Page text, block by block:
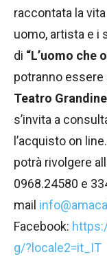
raccontata la
uomo, artista e i
di “L’uomo che
potranno essere
Teatro
s’invita a
l’acquisto on
potrà rivolgere
0968.24580 e
mail
Facebook:
g/?locale2=it_IT